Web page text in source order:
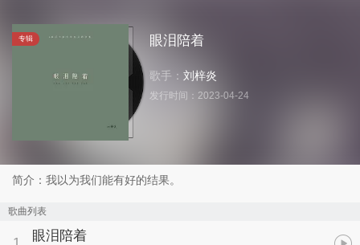
专辑 眼泪陪着
歌手： 刘梓炎
发行时间： 2023-04-24
简介：我以为我们能有好的结果。
歌曲列表
眼泪陪着